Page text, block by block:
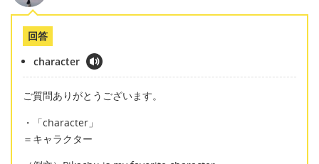
回答
character
ご質問ありがとうございます。
・「character」
＝キャラクター